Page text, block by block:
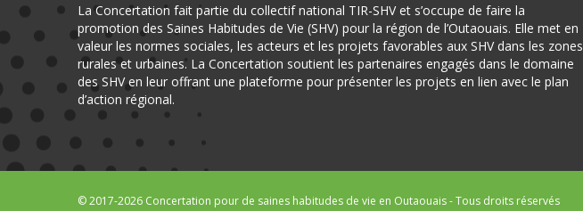
La Concertation fait partie du collectif national TIR-SHV et s’occupe de faire la
promotion des Saines Habitudes de Vie (SHV) pour la région de l’Outaouais. Elle met en
valeur les normes sociales, les acteurs et les projets favorables aux SHV dans les zones
rurales et urbaines. La Concertation soutient les partenaires engagés dans le domaine
des SHV en leur offrant une plateforme pour présenter les projets en lien avec le plan
d’action régional.
© 2017-2026 Concertation pour de saines habitudes de vie en Outaouais - Tous droits réservés